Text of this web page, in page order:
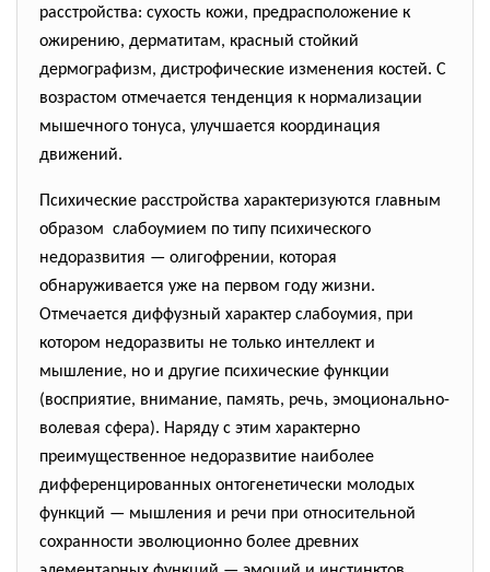
расстройства: сухость кожи, предрасположение к
ожирению, дерматитам, красный стойкий
дермографизм, дистрофические изменения костей. С
возрастом отмечается тенденция к нормализации
мышечного тонуса, улучшается координация
движений.
Психические расстройства характеризуются главным
образом слабоумием по типу психического
недоразвития — олигофрении, которая
обнаруживается уже на первом году жизни.
Отмечается диффузный характер слабоумия, при
котором недоразвиты не только интеллект и
мышление, но и другие психические функции
(восприятие, внимание, память, речь, эмоционально-
волевая сфера). Наряду с этим характерно
преимущественное недоразвитие наиболее
дифференцированных онтогенетически молодых
функций — мышления и речи при относительной
сохранности эволюционно более древних